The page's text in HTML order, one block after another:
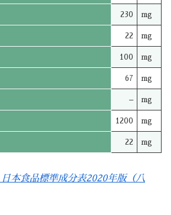
230 mg
22 mg
100 mg
67 mg
– mg
1200 mg
22 mg
本食品標準成分表2020年版（八